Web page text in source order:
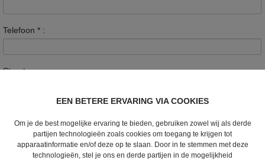
Telefoon * :
Straat :
Postcode :
EEN BETERE ERVARING VIA COOKIES
Om je de best mogelijke ervaring te bieden, gebruiken zowel wij als derde
partijen technologieën zoals cookies om toegang te krijgen tot
apparaatinformatie en/of deze op te slaan. Door in te stemmen met deze
technologieën, stel je ons en derde partijen in de mogelijkheid